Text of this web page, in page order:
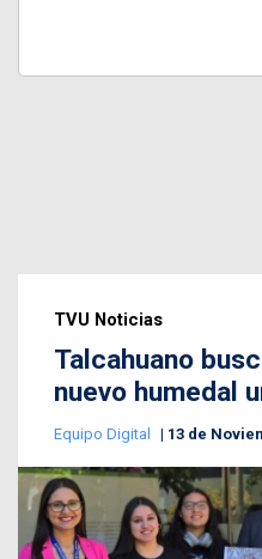
TVU Noticias
Talcahuano
nuevo humedal
Equipo Digital 13 de